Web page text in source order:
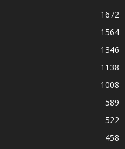
1672
1564
1346
1138
1008
589
522
458